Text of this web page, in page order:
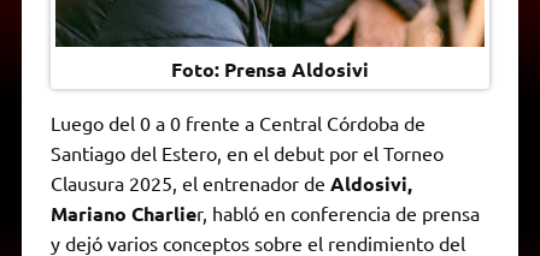
Foto: Prensa Aldosivi
Luego del 0 a 0 frente a Central Córdoba de
Santiago del Estero, en el debut por el Torneo
Clausura 2025, el entrenador de Aldosivi,
Mariano Charlier, habló en conferencia de prensa
y dejó varios conceptos sobre el rendimiento del